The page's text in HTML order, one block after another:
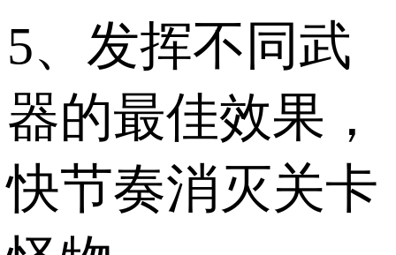
5、发挥不同武
器的最佳效果，
快节奏消灭关卡